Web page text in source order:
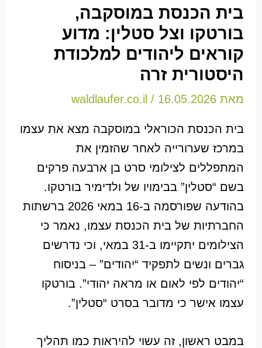
בית הכנסת במוסקבה,
בורטקו וצל סטלין: מדוע
קוראים ליהודים למלכודת
היסטורית זרה
מאת waldlaufer.co.il/ 16.05.2026
בית הכנסת הכוראלי במוסקבה מצא את עצמו
במרכז שערורייה לאחר שהזמין את
המתפללים לצילומי סרט בן ארבעה פרקים
בשם “סטלין” בבימויו של ולדימיר בורטקו.
בהודעה שפורסמה ב-16 במאי 2026 ברשתות
החברתיות של בית הכנסת עצמו, נאמר כי
הצילומים יתקיימו ב-31 במאי, וכי נדרשים
גברים ונשים לתפקיד “יהודים” – בניסוח
“יהודים לפי לאום או מראה יהודי”. בורטקו
עצמו אישר כי מדובר בסרט “סטלין”.
במבט ראשון, זה עשוי להיראות כמו תהליך